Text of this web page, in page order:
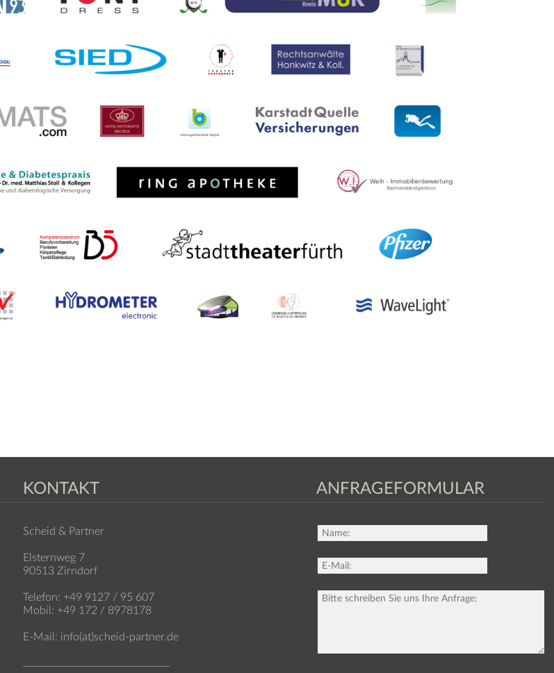
KONTAKT
Scheid & Partner
Elsternweg 7
90513 Zirndorf
Telefon: +49 9127 / 95 607
Mobil: +49 172 / 8978178
E-Mail: info(at)scheid-partner.de
ANFRAGEFORMULAR